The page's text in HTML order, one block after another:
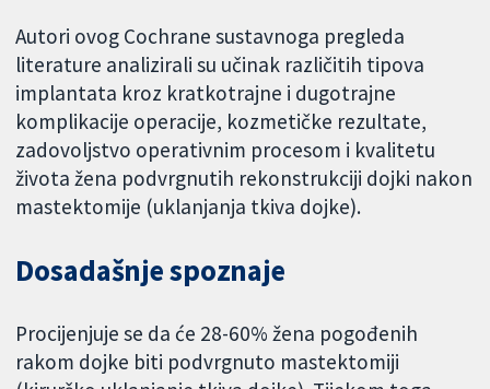
Autori ovog Cochrane sustavnoga pregleda
literature analizirali su učinak različitih tipova
implantata kroz kratkotrajne i dugotrajne
komplikacije operacije, kozmetičke rezultate,
zadovoljstvo operativnim procesom i kvalitetu
života žena podvrgnutih rekonstrukciji dojki nakon
mastektomije (uklanjanja tkiva dojke).
Dosadašnje spoznaje
Procijenjuje se da će 28-60% žena pogođenih
rakom dojke biti podvrgnuto mastektomiji